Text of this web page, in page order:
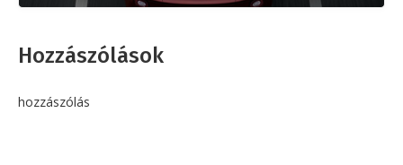
Hozzászólások
hozzászólás